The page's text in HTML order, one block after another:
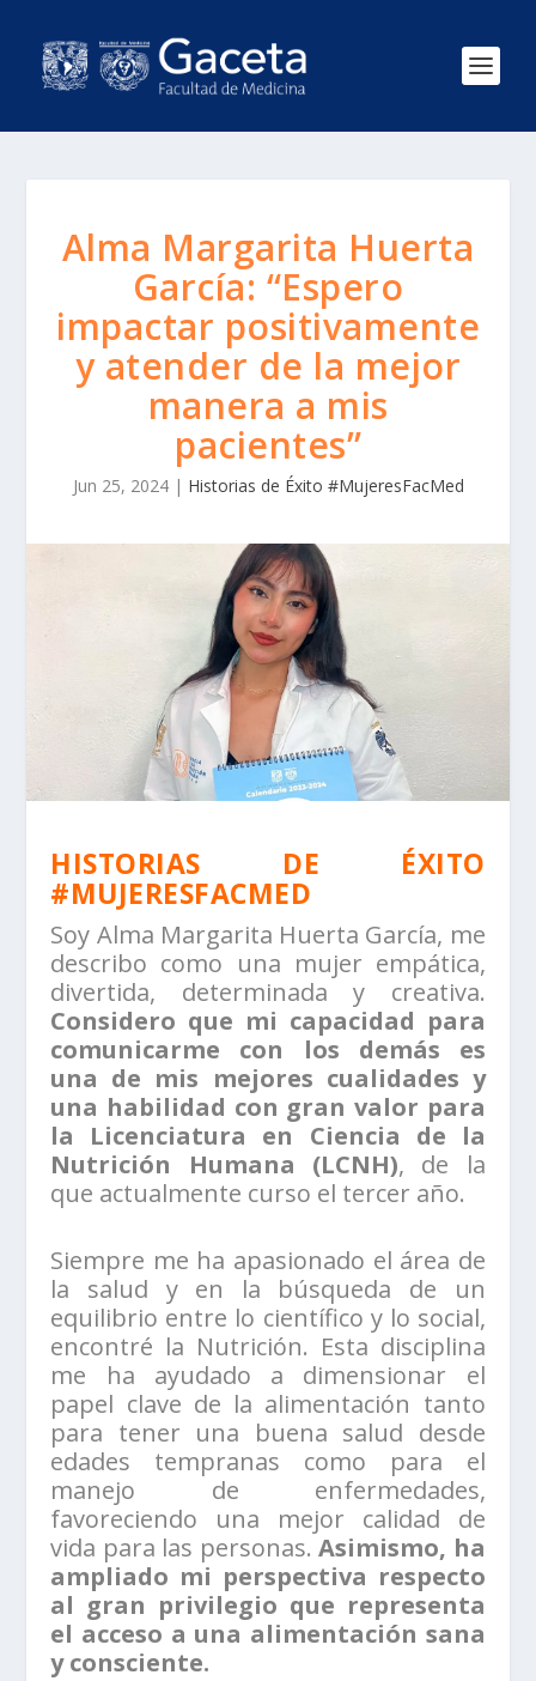
Alma Margarita Huerta
García: “Espero
impactar positivamente
y atender de la mejor
manera a mis
pacientes”
Jun 25, 2024| Historias de Éxito #MujeresFacMed
HISTORIAS DE ÉXITO
#MUJERESFACMED
Soy Alma Margarita Huerta García, me
describo como una mujer empática,
divertida, determinada y creativa.
Considero que mi capacidad para
comunicarme con los demás es
una de mis mejores cualidades y
una habilidad con gran valor para
la Licenciatura en Ciencia de la
Nutrición Humana (LCNH), de la
que actualmente curso el tercer año.
Siempre me ha apasionado el área de
la salud y en la búsqueda de un
equilibrio entre lo científico y lo social,
encontré la Nutrición. Esta disciplina
me ha ayudado a dimensionar el
papel clave de la alimentación tanto
para tener una buena salud desde
edades tempranas como para el
manejo de enfermedades,
favoreciendo una mejor calidad de
vida para las personas.Asimismo, ha
ampliado mi perspectiva respecto
al gran privilegio que representa
el acceso a una alimentación sana
y consciente.